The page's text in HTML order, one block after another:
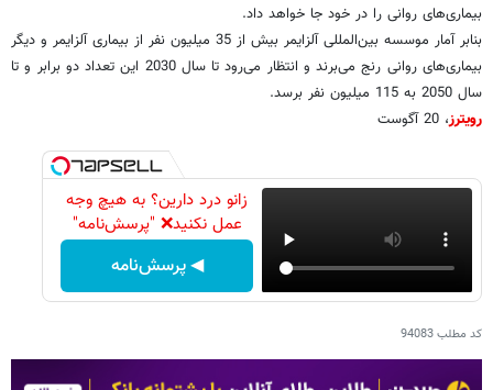
بیماری‌های روانی را در خود جا خواهد داد.
بنابر آمار موسسه بین‌المللی آلزایمر بیش از 35 میلیون نفر از بیماری آلزایمر و دیگر
بیماری‌های روانی رنج می‌برند و انتظار می‌رود تا سال 2030 این تعداد دو برابر و تا
سال 2050 به 115 میلیون نفر برسد.
رویترز، 20 آگوست
زانو درد دارین؟ به هیچ وجه
عمل نکنید❌ "پرسش‌نامه"
◀ پرسش‌نامه
کد مطلب94083